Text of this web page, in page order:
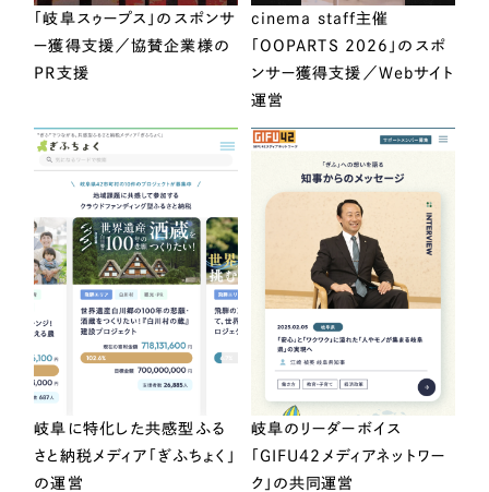
「岐阜スゥープス」のスポンサ
ー獲得支援／協賛企業様の
PR支援
cinema staff主催
「OOPARTS 2026」のスポ
ンサー獲得支援／Webサイト
運営
岐阜に特化した共感型ふる
さと納税メディア「ぎふちょく」
の運営
岐阜のリーダーボイス
「GIFU42メディアネットワー
ク」の共同運営